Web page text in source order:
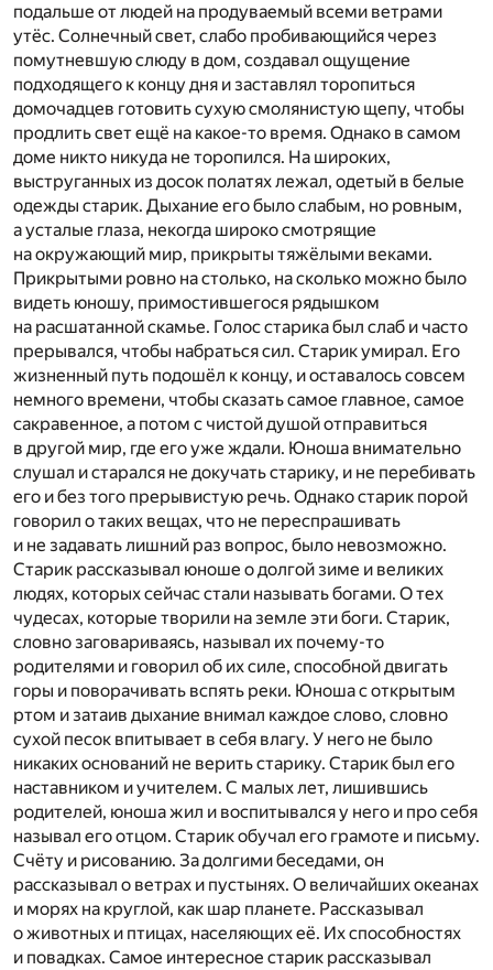
подальше от людей на продуваемый всеми ветрами
утёс. Солнечный свет, слабо пробивающийся через
помутневшую слюду в дом, создавал ощущение
подходящего к концу дня и заставлял торопиться
домочадцев готовить сухую смолянистую щепу, чтобы
продлить свет ещё на какое-то время. Однако в самом
доме никто никуда не торопился. На широких,
выструганных из досок полатях лежал, одетый в белые
одежды старик. Дыхание его было слабым, но ровным,
а усталые глаза, некогда широко смотрящие
на окружающий мир, прикрыты тяжёлыми веками.
Прикрытыми ровно на столько, на сколько можно было
видеть юношу, примостившегося рядышком
на расшатанной скамье. Голос старика был слаб и часто
прерывался, чтобы набраться сил. Старик умирал. Его
жизненный путь подошёл к концу, и оставалось совсем
немного времени, чтобы сказать самое главное, самое
сакравенное, а потом с чистой душой отправиться
в другой мир, где его уже ждали. Юноша внимательно
слушал и старался не докучать старику, и не перебивать
его и без того прерывистую речь. Однако старик порой
говорил о таких вещах, что не переспрашивать
и не задавать лишний раз вопрос, было невозможно.
Старик рассказывал юноше о долгой зиме и великих
людях, которых сейчас стали называть богами. О тех
чудесах, которые творили на земле эти боги. Старик,
словно заговариваясь, называл их почему-то
родителями и говорил об их силе, способной двигать
горы и поворачивать вспять реки. Юноша с открытым
ртом и затаив дыхание внимал каждое слово, словно
сухой песок впитывает в себя влагу. У него не было
никаких оснований не верить старику. Старик был его
наставником и учителем. С малых лет, лишившись
родителей, юноша жил и воспитывался у него и про себя
называл его отцом. Старик обучал его грамоте и письму.
Счёту и рисованию. За долгими беседами, он
рассказывал о ветрах и пустынях. О величайших океанах
и морях на круглой, как шар планете. Рассказывал
о животных и птицах, населяющих её. Их способностях
и повадках. Самое интересное старик рассказывал